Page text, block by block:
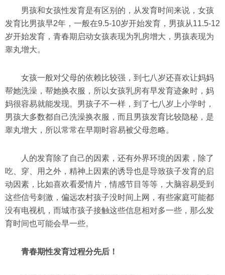
男孩和女孩性发育是有区别的，从发育时间来说，女孩
发育比男孩早2年，一般在9.5-10岁开始发育，男孩从11.5-12
岁开始发育，青春期启动女孩表现为乳房增大，男孩表现为
睾丸增大。
女孩一般对父母的依赖比较强，到七八岁还喜欢让妈妈
帮她洗澡，帮她换衣服，所以女孩乳房有早发育迹象时，妈
妈很容易就能发现。男孩子不一样，到了七八岁上小学时，
男孩大多数都自己洗澡换衣服，而且男孩发育比较隐秘，是
睾丸增大，所以常常在早期时容易被父母忽略。
人的发育除了自己的因素，还有外界环境的因素，除了
吃、穿、用之外，精神上因素的诱导也是导致孩子发育的启
动因素，比如喜欢看爱情片，情感节目等等，大脑容易受到
这些信号刺激，偏远农村孩子没时间上网，有些家庭可能都
没有电视机，而城市孩子接触这些信息相对多一些，那么发
育时间也可能会早一些。
青春期性发育过程分先后！